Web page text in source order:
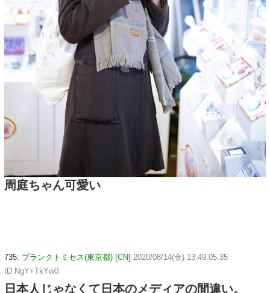
周庭ちゃん可愛い
735: プランクトミセス(東京都) [CN] 2020/08/14(金) 13:49:05.35
ID:NgY+TkYw0
日本人じゃなくて日本のメディアの間違い。